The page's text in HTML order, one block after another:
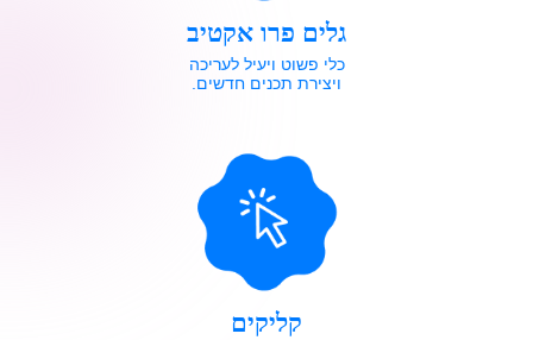
גלים פרו אקטיב
כלי פשוט ויעיל לעריכה
ויצירת תכנים חדשים.
קליקים